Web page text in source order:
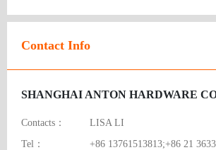
Contact Info
SHANGHAI ANTON HARDWARE
Contacts：
LISA LI
Tel：
+86 13761513813;+86 21